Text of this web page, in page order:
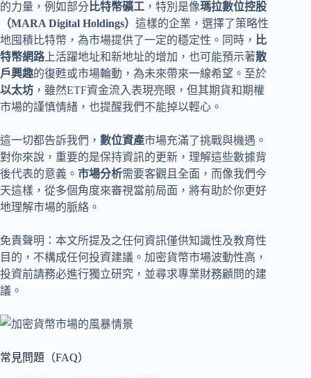
的力量，例如部分比特幣礦工 ，特別是像瑪拉數位控股
（MARA Digital Holdings） 這樣的企業，選擇了策略性
地囤積比特幣，為市場提供了一定的穩定性。同時， 比
特幣網路上活躍地址和新地址的增加，也可能預示著散
戶興趣的復甦或市場輪動，為未來帶來一線希望。至於
以太坊 ，雖然ETF資金流入表現亮眼，但其期貨和期權
市場的謹慎情緒，也提醒我們不能掉以輕心。
這一切都告訴我們， 數位資產市場充滿了挑戰與機遇。
對你來說，重要的是保持資訊的更新，理解這些數據背
後代表的意義。 市場分析需要客觀且全面，而像我們今
天這樣，從多個角度來審視當前局面，將有助於你更好
地理解市場的脈絡。
免責聲明：本文所提及之任何資訊僅供知識性及教育性
目的，不構成任何投資建議。加密貨幣市場波動性高，
投資前請務必進行獨立研究，並尋求專業財務顧問的建
議。
常見問題（FAQ）